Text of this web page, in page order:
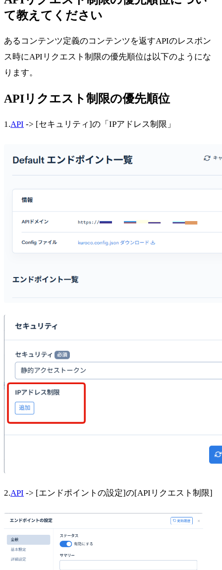
て教えてください
あるコンテンツ定義のコンテンツを返すAPIのレスポン
ス時にAPIリクエスト制限の優先順位は以下のようにな
ります。
APIリクエスト制限の優先順位
1.API -> [セキュリティ]の「IPアドレス制限」
2.API -> [エンドポイントの設定]の[APIリクエスト制限]